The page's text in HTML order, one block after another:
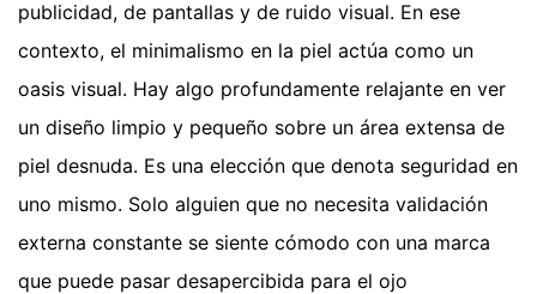
publicidad, de pantallas y de ruido visual. En ese
contexto, el minimalismo en la piel actúa como un
oasis visual. Hay algo profundamente relajante en ver
un diseño limpio y pequeño sobre un área extensa de
piel desnuda. Es una elección que denota seguridad en
uno mismo. Solo alguien que no necesita validación
externa constante se siente cómodo con una marca
que puede pasar desapercibida para el ojo